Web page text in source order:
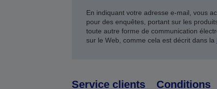
En indiquant votre adresse e-mail, vous
pour des enquêtes, portant sur les
toute autre forme de communication
sur le Web, comme cela est décrit dans la
Service clients
Conditions